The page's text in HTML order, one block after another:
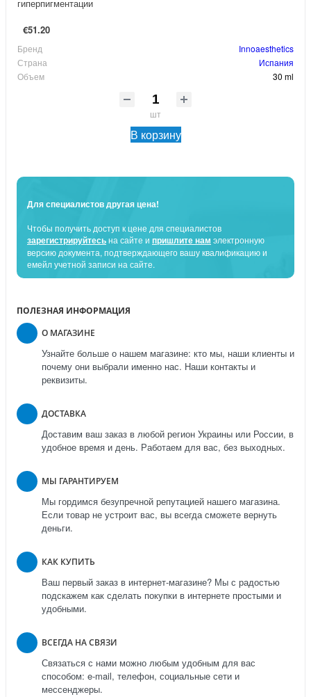
гиперпигментации
€51.20
Бренд
Innoaesthetics
Страна
Испания
Объем
30 ml
шт
В корзину
Для специалистов другая цена!
Чтобы получить доступ к цене для специалистов
зарегистрируйтесьна сайте и пришлите нам электронную
версию документа, подтверждающего вашу квалификацию и
емейл учетной записи на сайте.
ПОЛЕЗНАЯ ИНФОРМАЦИЯ
О МАГАЗИНЕ
Узнайте больше о нашем магазине: кто мы, наши клиенты и
почему они выбрали именно нас. Наши контакты и
реквизиты.
ДОСТАВКА
Доставим ваш заказ в любой регион Украины или России, в
удобное время и день. Работаем для вас, без выходных.
МЫ ГАРАНТИРУЕМ
Мы гордимся безупречной репутацией нашего магазина.
Если товар не устроит вас, вы всегда сможете вернуть
деньги.
КАК КУПИТЬ
Ваш первый заказ в интернет-магазине? Мы с радостью
подскажем как сделать покупки в интернете простыми и
удобными.
ВСЕГДА НА СВЯЗИ
Связаться с нами можно любым удобным для вас
способом: e-mail, телефон, социальные сети и
мессенджеры.